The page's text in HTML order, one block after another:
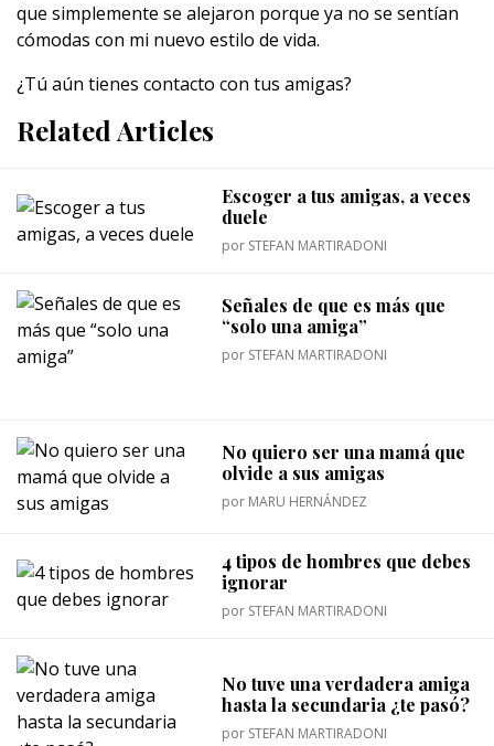
que simplemente se alejaron porque ya no se sentían
cómodas con mi nuevo estilo de vida.
¿Tú aún tienes contacto con tus amigas?
Related Articles
Escoger a tus amigas, a veces
duele
por STEFAN MARTIRADONI
Señales de que es más que
“solo una amiga”
por STEFAN MARTIRADONI
No quiero ser una mamá que
olvide a sus amigas
por MARU HERNÁNDEZ
4 tipos de hombres que debes
ignorar
por STEFAN MARTIRADONI
No tuve una verdadera amiga
hasta la secundaria ¿te pasó?
por STEFAN MARTIRADONI